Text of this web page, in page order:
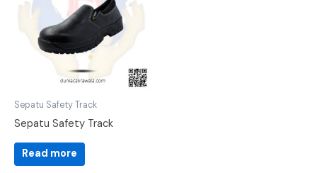
Sepatu Safety Track
Sepatu Safety Track
Read more